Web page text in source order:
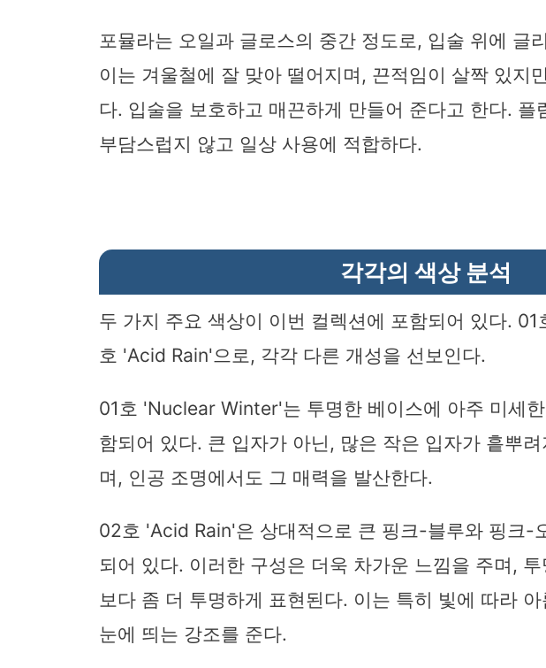
포뮬라는 오일과 글로스의 중간 정도로, 입술 위에 글
이는 겨울철에 잘 맞아 떨어지며, 끈적임이 살짝 있지
다. 입술을 보호하고 매끈하게 만들어 준다고 한다. 플
부담스럽지 않고 일상 사용에 적합하다.
각각의 색상 분석
두 가지 주요 색상이 이번 컬렉션에 포함되어 있다.
호 'Acid Rain'으로, 각각 다른 개성을 선보인다.
01호 'Nuclear Winter'는 투명한 베이스에 아주 미세
함되어 있다. 큰 입자가 아닌, 많은 작은 입자가 흩뿌
며, 인공 조명에서도 그 매력을 발산한다.
02호 'Acid Rain'은 상대적으로 큰 핑크-블루와 핑크-
되어 있다. 이러한 구성은 더욱 차가운 느낌을 주며,
보다 좀 더 투명하게 표현된다. 이는 특히 빛에 따라
눈에 띄는 강조를 준다.